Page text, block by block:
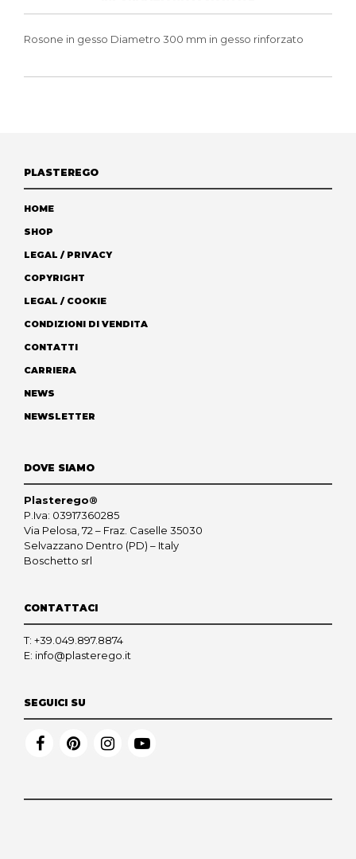
Rosone in gesso Diametro 300 mm in gesso rinforzato
PLASTEREGO
HOME
SHOP
LEGAL / PRIVACY
COPYRIGHT
LEGAL / COOKIE
CONDIZIONI DI VENDITA
CONTATTI
CARRIERA
NEWS
NEWSLETTER
DOVE SIAMO
Plasterego®
P.Iva: 03917360285
Via Pelosa, 72 – Fraz. Caselle 35030
Selvazzano Dentro (PD) – Italy
Boschetto srl
CONTATTACI
T: +39.049.897.8874
E: info@plasterego.it
SEGUICI SU